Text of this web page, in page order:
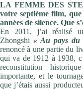
LA FEMME DES
votre septième film,
années de silence. Que
En 2011, j’ai réalisé
Zhongshi « Au pays du
renoncé à une partie du
qui va de 1912 à 1938,
reconstitution
importante, et le
que j’étais aussi